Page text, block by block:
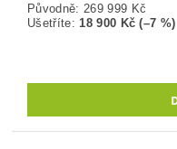
Původně: 269 999 Kč
Ušetříte:18 900 Kč (–7 %)